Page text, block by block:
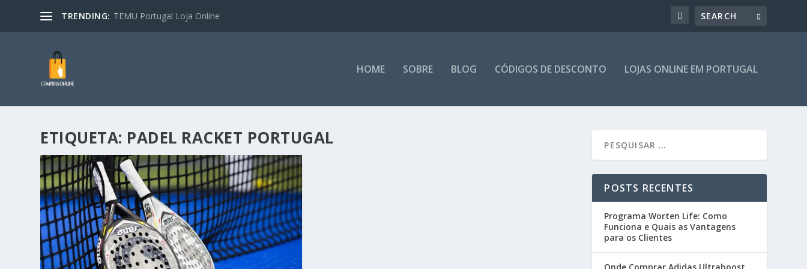
TRENDING: TEMU Portugal Loja Online
HOME SOBRE BLOG CÓDIGOS DE DESCONTO LOJAS ONLINE EM PORTUGAL
ETIQUETA: PADEL RACKET PORTUGAL
POSTS RECENTES
Programa Worten Life: Como
Funciona e Quais as Vantagens
para os Clientes